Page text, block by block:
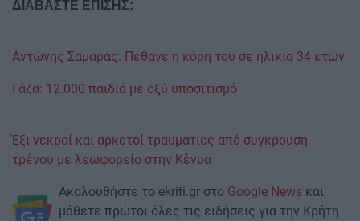
ΔΙΑΒΑΣΤΕ ΕΠΙΣΗΣ:
Aντώνης Σαμαράς: Πέθανε η κόρη του σε ηλικία 34 ετών
Γάζα: 12.000 παιδιά με οξύ υποσιτισμό
Έξι νεκροί και αρκετοί τραυματίες από συγκρουση
τρένου με λεωφορείο στην Κένυα
Ακολουθήστε το ekriti.gr στο Google News και
μάθετε πρώτοι όλες τις ειδήσεις για την Κρήτη